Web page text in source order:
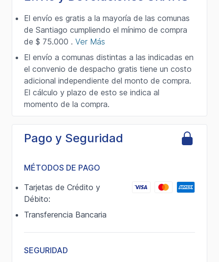
El envío es gratis a la mayoría de las comunas
de Santiago cumpliendo el mínimo de compra
de $ 75.000 . Ver Más
El envío a comunas distintas a las indicadas en
el convenio de despacho gratis tiene un costo
adicional independiente del monto de compra.
El cálculo y plazo de esto se indica al
momento de la compra.
Pago y Seguridad
MÉTODOS DE PAGO
Tarjetas de Crédito y
Débito:
Transferencia Bancaria
SEGURIDAD